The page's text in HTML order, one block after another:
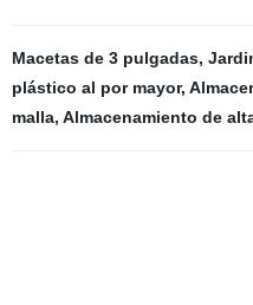
Macetas de 3 pulgadas,
plástico al por mayor,
malla, Almacenamiento de